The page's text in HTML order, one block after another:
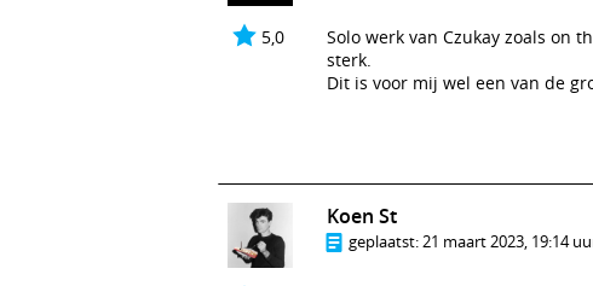
5,0
Solo werk van Czukay zoals on
sterk.
Dit is voor mij wel een van de
Koen St
geplaatst:21 maart 2023, 19:14